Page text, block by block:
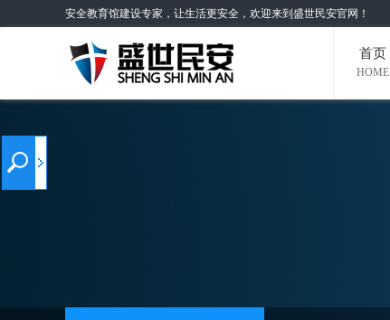
安全教育馆建设专家，让生活更安全，欢迎来到盛世民安官网！
首页
HOME